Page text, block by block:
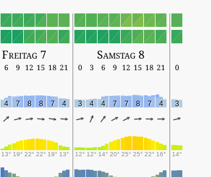
Freitag 7 Samstag 8
6 9 12 15 18 21 0 3 6 9 12 15 18 21
0
4 7 8 8 7 4 3 4 4 7 7 8 7 4 3
13° 19° 22° 22° 19° 13° 12° 12° 14° 20° 25° 25° 22° 16° 14°